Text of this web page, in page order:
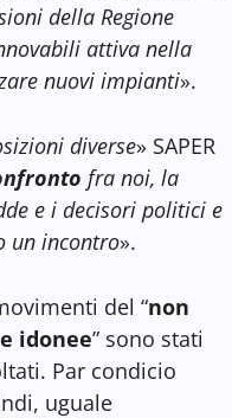
della Regione
attiva nella
nuovi impianti».
diverse» SAPER
fra noi, la
e i decisori politici e
un incontro».
del “non
idonee” sono stati
Par condicio
uguale